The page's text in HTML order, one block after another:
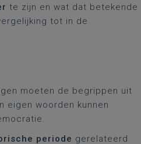
te zijn en wat dat betekende
tot in de
moeten de begrippen uit
eigen woorden kunnen
periode gerelateerd